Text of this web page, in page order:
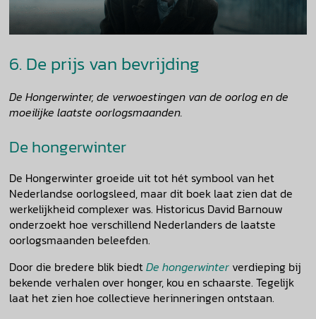
6. De prijs van bevrijding
De Hongerwinter, de verwoestingen van de oorlog en de
moeilijke laatste oorlogsmaanden.
De hongerwinter
De Hongerwinter groeide uit tot hét symbool van het
Nederlandse oorlogsleed, maar dit boek laat zien dat de
werkelijkheid complexer was. Historicus David Barnouw
onderzoekt hoe verschillend Nederlanders de laatste
oorlogsmaanden beleefden.
Door die bredere blik biedtDe hongerwinter verdieping bij
bekende verhalen over honger, kou en schaarste. Tegelijk
laat het zien hoe collectieve herinneringen ontstaan.